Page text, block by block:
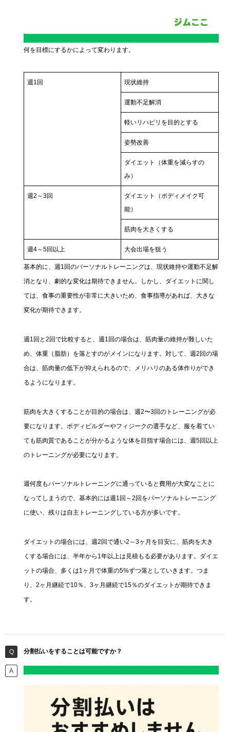
何を目標にするかによって変わります。
週1回 現状維持
運動不足解消
軽いリハビリを目的とする
姿勢改善
ダイエット（体重を減らすの
み）
週2～3回
ダイエット（ボディメイク可
能）
筋肉を大きくする
週4～5回以上 大会出場を狙う
基本的に、週1回のパーソナルトレーニングは、現状維持や運動不足解
消となり、劇的な変化は期待できません。しかし、ダイエットに関し
ては、食事の重要性が非常に大きいため、食事指導があれば、大きな
変化が期待できます。
週1回と2回で比較すると、週1回の場合は、筋肉量の維持が難しいた
め、体重（脂肪）を落とすのがメインになります。対して、週2回の場
合は、筋肉量の低下が抑えられるので、メリハリのある体作りができ
るようになります。
筋肉を大きくすることが目的の場合は、週2〜3回のトレーニングが必
要になります。ボディビルダーやフィジークの選手など、服を着てい
ても筋肉質であることが分かるような体を目指す場合には、週5回以上
のトレーニングが必要になります。
週何度もパーソナルトレーニングに通っていると費用が大変なことに
なってしまうので、基本的には週1回～2回をパーソナルトレーニング
に使い、残りは自主トレーニングしている方が多いです。
ダイエットの場合には、週2回で通い2～3ヶ月を目安に、筋肉を大き
くする場合には、半年から1年以上は見積もる必要があります。ダイエ
ットの場合、多くは1ヶ月で体重の5%ずつ落としていきます。つま
り、2ヶ月継続で10％、3ヶ月継続で15％のダイエットが期待できま
す。
分割払いをすることは可能ですか？